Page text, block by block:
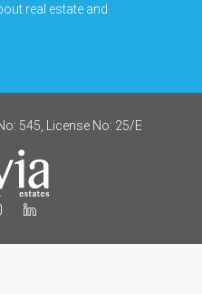
real estate and
545, License No: 25/Ε